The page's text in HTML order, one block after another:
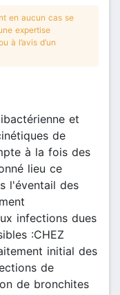
en aucun cas se
expertise
à l’avis d’un
et
de
à la fois des
lieu ce
l'éventail des
infections dues
:CHEZ
initial des
de
de bronchites